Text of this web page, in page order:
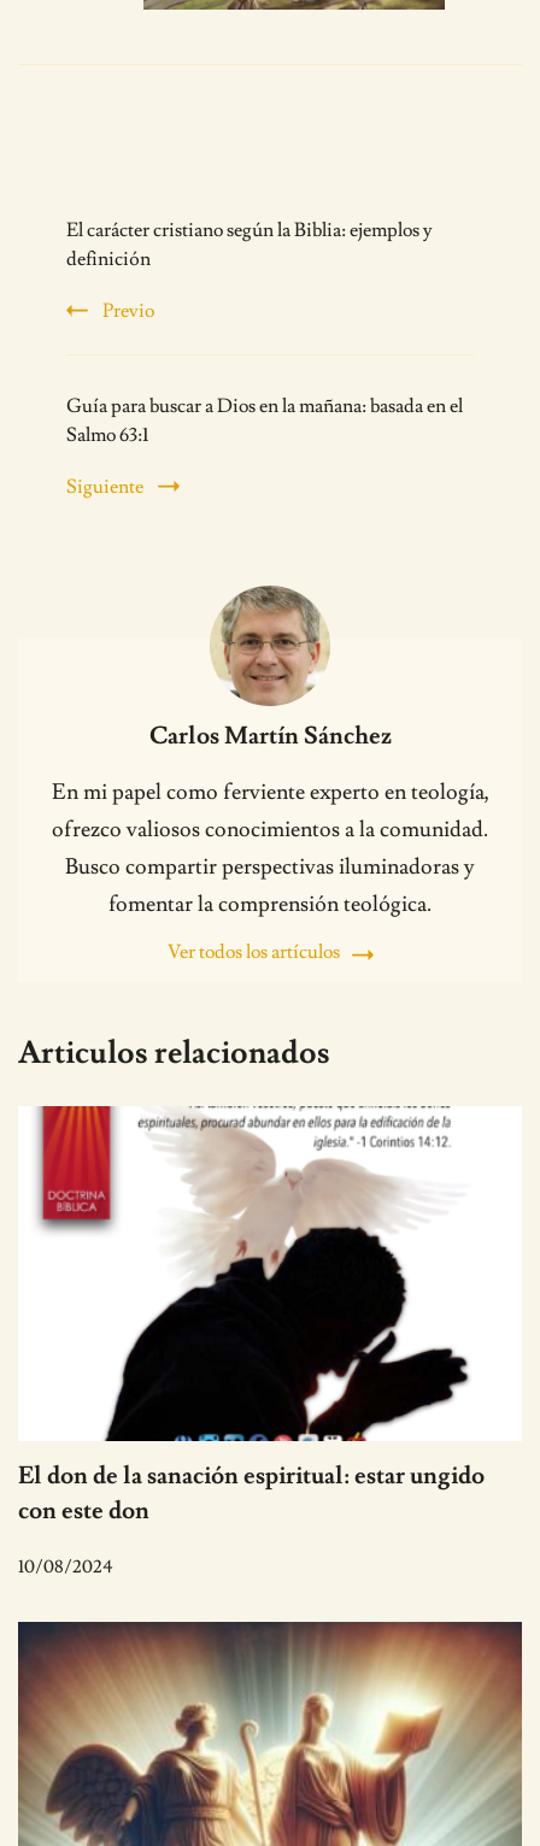
Navigation
El carácter cristiano según la Biblia: ejemplos y
definición
Previo
Guía para buscar a Dios en la mañana: basada en el
Salmo 63:1
Siguiente
Carlos Martín Sánchez
En mi papel como ferviente experto en teología,
ofrezco valiosos conocimientos a la comunidad.
Busco compartir perspectivas iluminadoras y
fomentar la comprensión teológica.
Ver todos los artículos
Articulos relacionados
El don de la sanación espiritual: estar ungido
con este don
10/08/2024